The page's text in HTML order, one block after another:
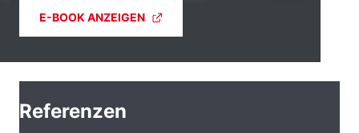
E-BOOK ANZEIGEN
Referenzen